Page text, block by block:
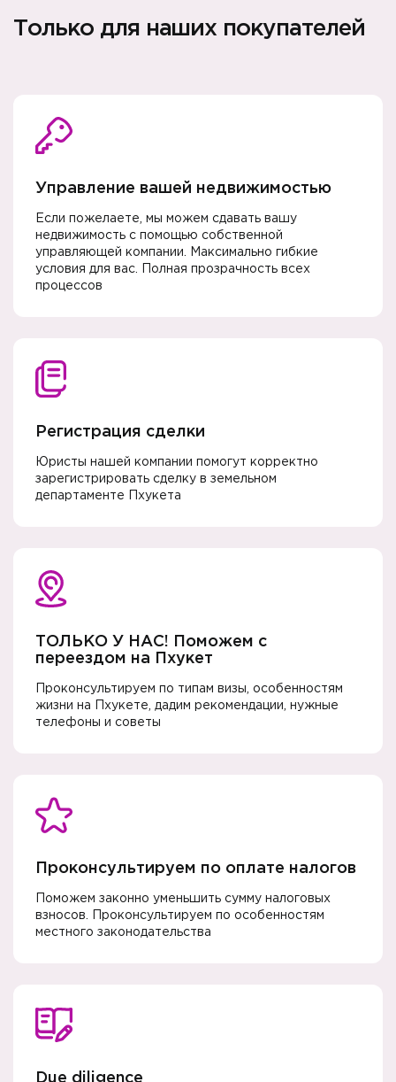
Только для наших покупателей
Управление вашей недвижимостью
Если пожелаете, мы можем сдавать вашу
недвижимость с помощью собственной
управляющей компании. Максимально гибкие
условия для вас. Полная прозрачность всех
процессов
Регистрация сделки
Юристы нашей компании помогут корректно
зарегистрировать сделку в земельном
департаменте Пхукета
ТОЛЬКО У НАС! Поможем с
переездом на Пхукет
Проконсультируем по типам визы, особенностям
жизни на Пхукете, дадим рекомендации, нужные
телефоны и советы
Проконсультируем по оплате налогов
Поможем законно уменьшить сумму налоговых
взносов. Проконсультируем по особенностям
местного законодательства
Due diligence